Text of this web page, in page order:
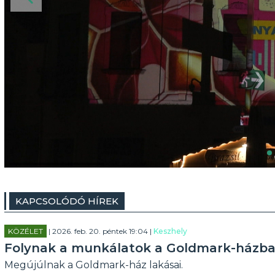
KAPCSOLÓDÓ HÍREK
KÖZÉLET | 2026. feb. 20. péntek 19:04 | Keszhely
Folynak a munkálatok a Goldmark-
Megújúlnak a Goldmark-ház lakásai.